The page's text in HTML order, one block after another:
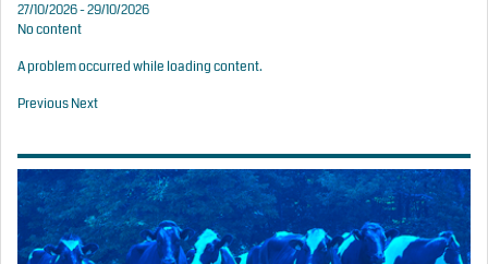
27/10/2026 - 29/10/2026
No content
A problem occurred while loading content.
PreviousNext